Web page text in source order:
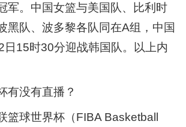
军。中国女篮与美国队、比利时
黑队、波多黎各队同在A组，中国
日15时30分迎战韩国队。以上内
有没有直播？
篮球世界杯（FIBA Basketball